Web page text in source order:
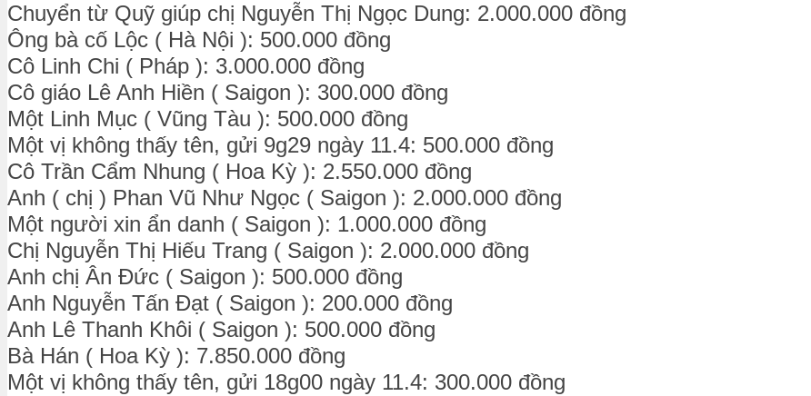
Chuyển từ Quỹ giúp chị Nguyễn Thị Ngọc Dung: 2.000.000 đồng
Ông bà cố Lộc ( Hà Nội ): 500.000 đồng
Cô Linh Chi ( Pháp ): 3.000.000 đồng
Cô giáo Lê Anh Hiền ( Saigon ): 300.000 đồng
Một Linh Mục ( Vũng Tàu ): 500.000 đồng
Một vị không thấy tên, gửi 9g29 ngày 11.4: 500.000 đồng
Cô Trần Cẩm Nhung ( Hoa Kỳ ): 2.550.000 đồng
Anh ( chị ) Phan Vũ Như Ngọc ( Saigon ): 2.000.000 đồng
Một người xin ẩn danh ( Saigon ): 1.000.000 đồng
Chị Nguyễn Thị Hiếu Trang ( Saigon ): 2.000.000 đồng
Anh chị Ân Đức ( Saigon ): 500.000 đồng
Anh Nguyễn Tấn Đạt ( Saigon ): 200.000 đồng
Anh Lê Thanh Khôi ( Saigon ): 500.000 đồng
Bà Hán ( Hoa Kỳ ): 7.850.000 đồng
Một vị không thấy tên, gửi 18g00 ngày 11.4: 300.000 đồng